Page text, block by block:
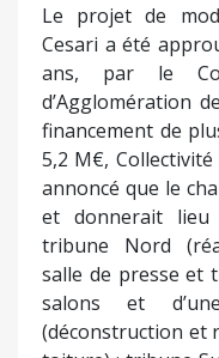
Le projet de
Cesari a été
ans, par le
d’Agglomération
financement de
5,2 M€,
annoncé que le
et donnerait lieu
tribune Nord
salle de presse et
salons et
(déconstruction et